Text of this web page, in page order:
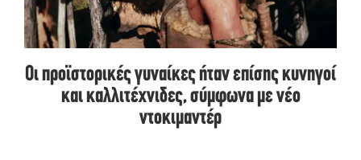
Οι προϊστορικές γυναίκες ήταν επίσης κυνηγοί
και καλλιτέχνιδες, σύμφωνα με νέο
ντοκιμαντέρ